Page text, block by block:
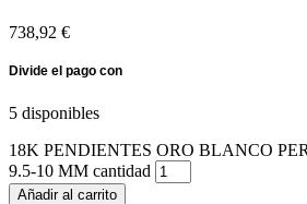
738,92 €
5 disponibles
18K PENDIENTES ORO BLANCO
9.5-10 MM cantidad
Añadir al carrito